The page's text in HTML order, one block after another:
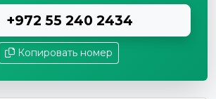
+972 55 240 2434
Копировать номер